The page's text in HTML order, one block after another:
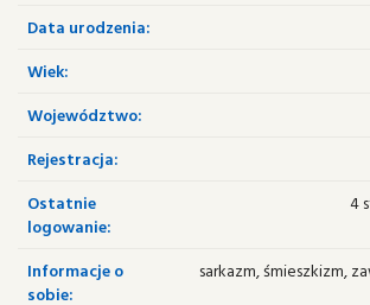
Data urodzenia:
Wiek:
Województwo:
Rejestracja:
Ostatnie
logowanie:
4
Informacje o
sobie:
sarkazm, śmieszkizm,